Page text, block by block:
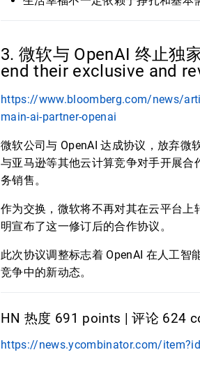
3. 微软与 OpenAI 终止独
end their exclusive and
https://www.bloomberg.com/news/
main-ai-partner-openai
微软公司与 OpenAI 达成协议，放弃微
与亚马逊等其他云计算竞争对手开展
务销售。
作为交换，微软将不再对其在云平台
明宣布了这一修订后的合作协议。
此次协议调整标志着 OpenAI 在人工智
竞争中的新动态。
HN 热度 691 points | 评论 624
https://news.ycombinator.com/